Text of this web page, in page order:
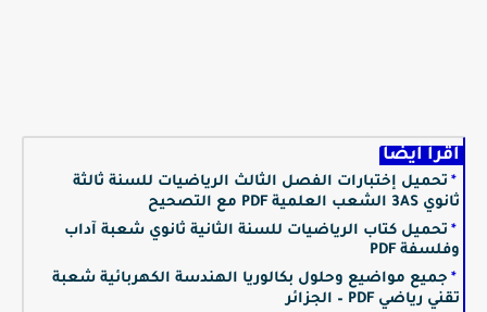
اقرأ أيضا
تحميل إختبارات الفصل الثالث الرياضيات للسنة ثالثة
ثانوي 3AS الشعب العلمية PDF مع التصحيح
تحميل كتاب الرياضيات للسنة الثانية ثانوي شعبة آداب
وفلسفة PDF
جميع مواضيع وحلول بكالوريا الهندسة الكهربائية شعبة
تقني رياضي PDF – الجزائر